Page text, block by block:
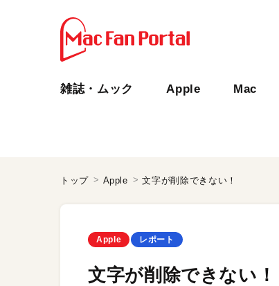
雑誌・ムック Apple Mac
トップ Apple 文字が削除できない！
Apple レポート
文字が削除できない！